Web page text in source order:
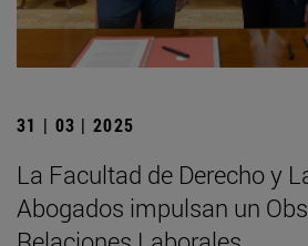
31 | 03 | 2025
La Facultad de Derecho y
Abogados impulsan un